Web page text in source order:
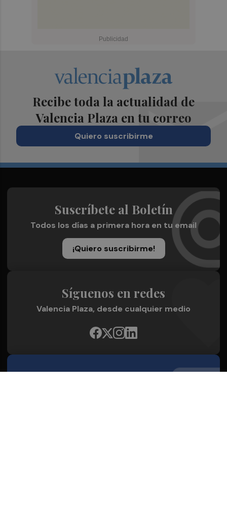
Recibe toda la actualidad de
Valencia Plaza en tu correo
Quiero suscribirme
Suscríbete al Boletín
Todos los días a primera hora en tu email
¡Quiero suscribirme!
Síguenos en redes
Valencia Plaza, desde cualquier medio
Quienes Somos